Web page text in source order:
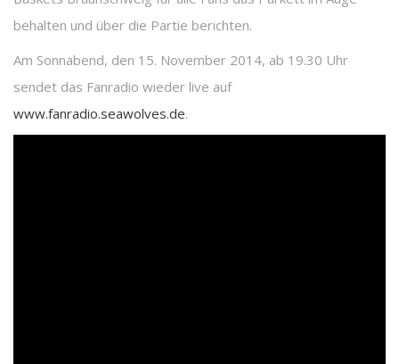
behalten und über die Partie berichten.
Am Sonnabend, den 15. November 2014, ab 19.30 Uhr
sendet das Fanradio wieder live auf
www.fanradio.seawolves.de.